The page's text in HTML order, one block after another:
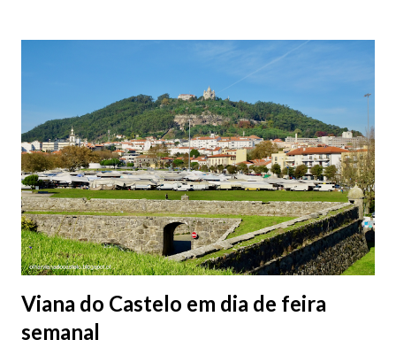
subterrâneos. O Parque da Estação Viana Shopping é grátis de
2ª a 5ª feira a partir das 20:00 (DIAS ÚTEIS)
Viana do Castelo em dia de feira
semanal